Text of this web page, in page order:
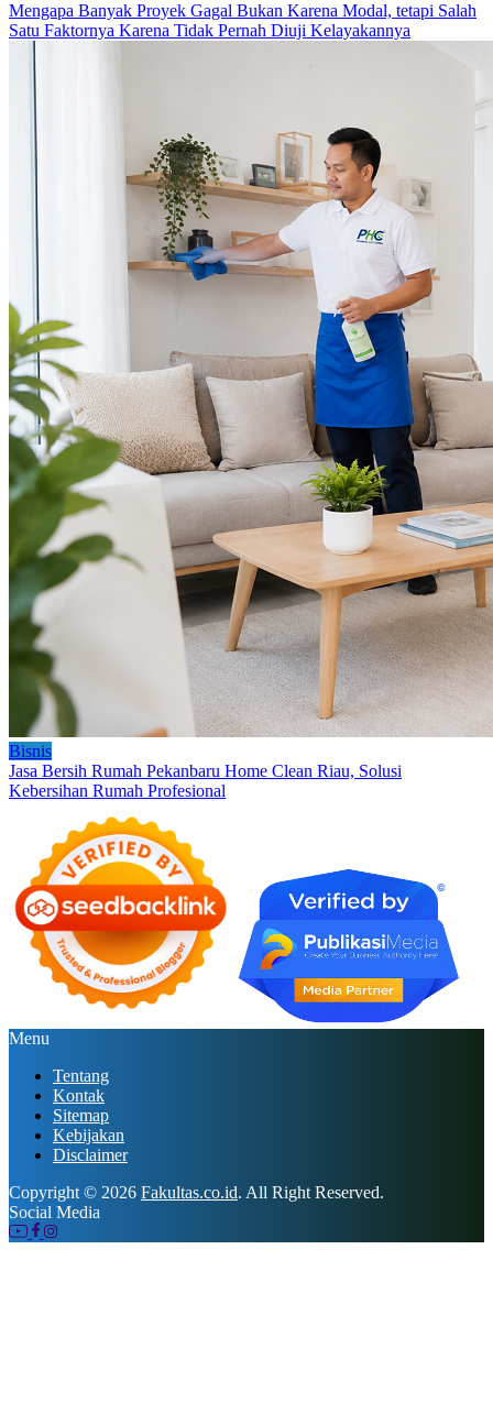
Mengapa Banyak Proyek Gagal Bukan Karena Modal, tetapi Salah
Satu Faktornya Karena Tidak Pernah Diuji Kelayakannya
Bisnis
Jasa Bersih Rumah Pekanbaru Home Clean Riau, Solusi
Kebersihan Rumah Profesional
Menu
Tentang
Kontak
Sitemap
Kebijakan
Disclaimer
Copyright © 2026 Fakultas.co.id. All Right Reserved.
Social Media